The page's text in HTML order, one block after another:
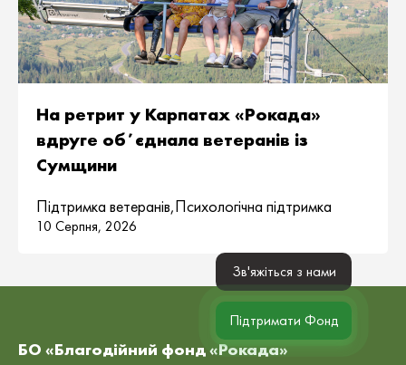
На ретрит у Карпатах «Рокада»
вдруге обʼєднала ветеранів із
Сумщини
Підтримка ветеранів,Психологічна підтримка
10 Серпня, 2026
БО «Благодійний фонд «Рокада»
Зв'яжіться з нами
Підтримати Фонд